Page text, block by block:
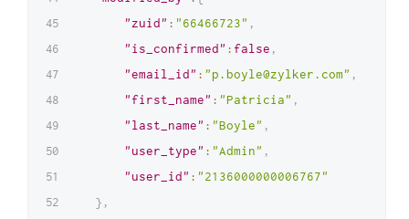
"zuid" : "66466723" ,
"is_confirmed" : false ,
"email_id" : "p.boyle@zylker.com" ,
"first_name" : "Patricia" ,
"last_name" : "Boyle" ,
"user_type" : "Admin" ,
"user_id" : "2136000000006767"
} ,